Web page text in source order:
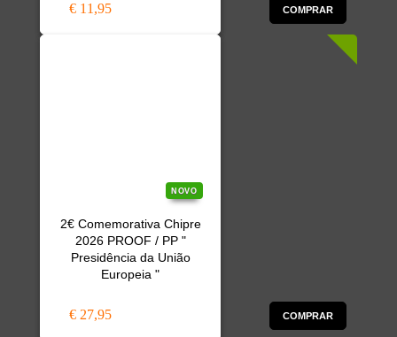
€ 11,95 COMPRAR
NOVO
2€ Comemorativa Chipre
2026 PROOF / PP "
Presidência da União
Europeia "
€ 27,95 COMPRAR